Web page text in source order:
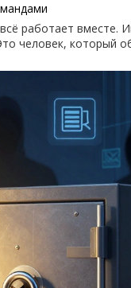
работает вместе.
человек, который